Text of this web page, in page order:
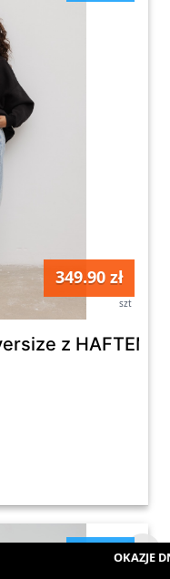
349.90 zł
szt
z HAFTEM
kobietyOKAZJE